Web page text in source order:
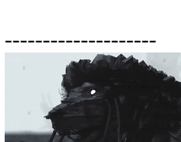
--------------------